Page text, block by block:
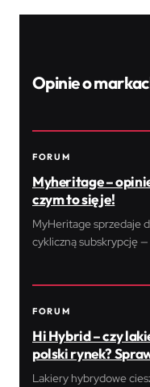
Opinie o
FORUM
Myheritage –
czym to się je!
MyHeritage sprzedaje
cykliczną subskrypcję
FORUM
Hi Hybrid – czy
polski rynek?
Lakiery hybrydowe